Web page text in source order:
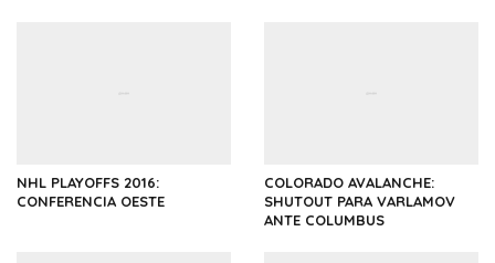
NHL PLAYOFFS 2016:
CONFERENCIA OESTE
COLORADO AVALANCHE:
SHUTOUT PARA VARLAMOV
ANTE COLUMBUS